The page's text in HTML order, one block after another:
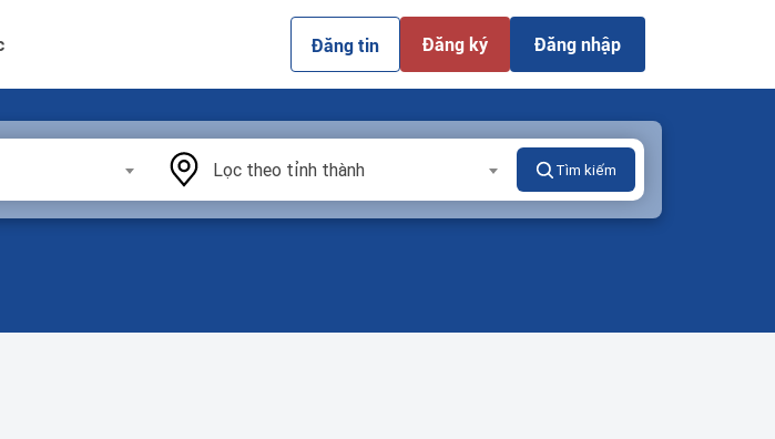
Đăng tin Đăng ký Đăng nhập
Lọc theo tỉnh thành Tìm kiếm